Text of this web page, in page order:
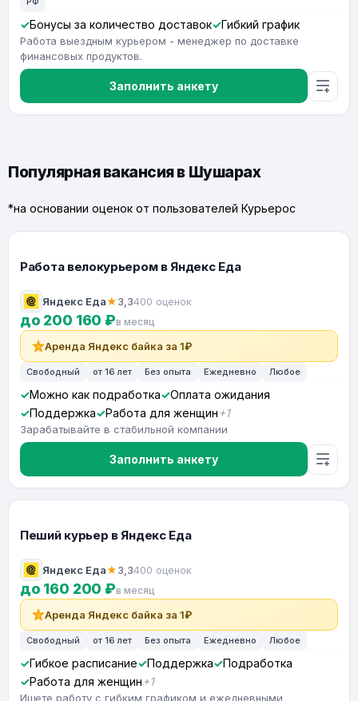
Бонусы за количество доставок Гибкий график
Работа выездным курьером - менеджер по доставке
финансовых продуктов.
Заполнить анкету
Популярная вакансия в Шушарах
*на основании оценок от пользователей Курьерос
Работа велокурьером в Яндекс Еда
Яндекс Еда★3,3400 оценок
до 200 160 ₽в месяц
Аренда Яндекс байка за 1₽
Свободный от 16 лет Без опыта Ежедневно Любое
Можно как подработка
Оплата ожидания
Поддержка
Работа для женщин +1
Зарабатывайте в стабильной компании
Заполнить анкету
Пеший курьер в Яндекс Еда
Яндекс Еда★3,3400 оценок
до 160 200 ₽в месяц
Аренда Яндекс байка за 1₽
Свободный от 16 лет Без опыта Ежедневно Любое
Гибкое расписание Поддержка
Подработка
Работа для женщин +1
Ищете работу с гибким графиком и ежедневными